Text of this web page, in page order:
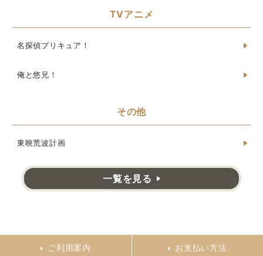
TVアニメ
名探偵プリキュア！
俺と悠兄！
その他
東映荒波計画
一覧を見る
ご利用案内 お支払い方法